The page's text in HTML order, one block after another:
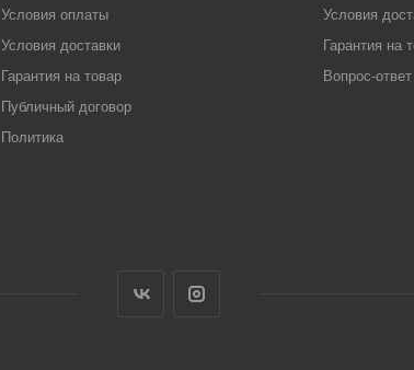
Условия оплаты
Условия доставки
Гарантия на товар
Публичный договор
Политика
Условия
Гарантия на
Вопрос-ответ